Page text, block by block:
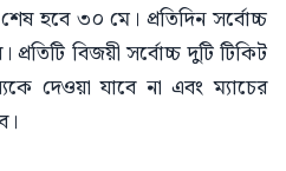
হবে ৩০ মে। প্রতিদিন সর্বোচ্চ
বিজয়ী সর্বোচ্চ দুটি টিকিট
দেওয়া যাবে না এবং ম্যাচের